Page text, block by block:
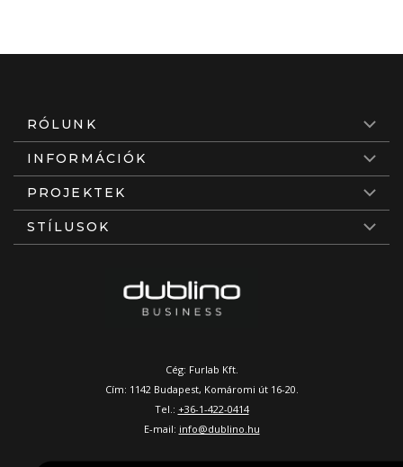
RÓLUNK
INFORMÁCIÓK
PROJEKTEK
STÍLUSOK
Cég: Furlab Kft.
Cím: 1142 Budapest, Komáromi út 16-20.
Tel.: +36-1-422-0414
E-mail: info@dublino.hu